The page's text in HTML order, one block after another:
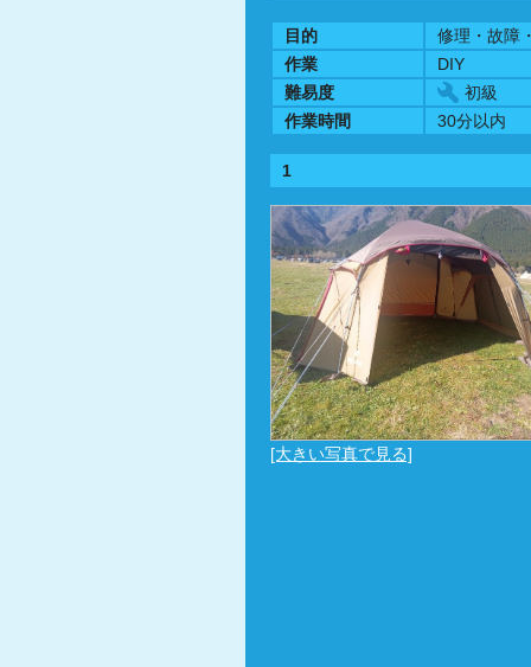
目的
修理・故障
作業
DIY
難易度
初級
作業時間
30分以内
1
[大きい写真で見る]